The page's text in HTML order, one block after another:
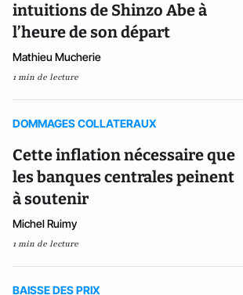
intuitions de Shinzo Abe à
l’heure de son départ
Mathieu Mucherie
1 min de lecture
DOMMAGES COLLATERAUX
Cette inflation nécessaire que
les banques centrales peinent
à soutenir
Michel Ruimy
1 min de lecture
BAISSE DES PRIX